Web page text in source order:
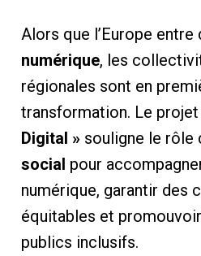
Alors que l’Europe entre
numérique, les
régionales sont en
transformation. Le projet
Digital »souligne le rôle
social pour
numérique, garantir des
équitables et
publics inclusifs.